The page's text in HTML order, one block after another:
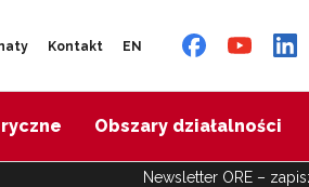
Kontakt EN
Obszary działalności
Newsletter ORE –